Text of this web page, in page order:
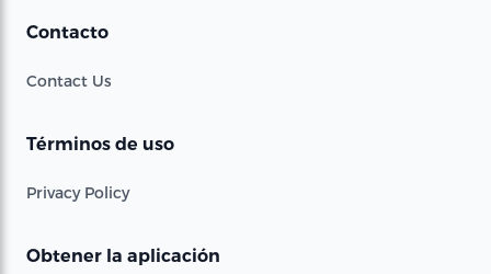
Contacto
Contact Us
Términos de uso
Privacy Policy
Obtener la aplicación